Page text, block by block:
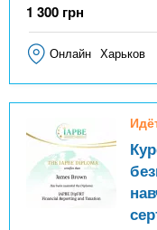
1 300 грн
Онлайн Харьков